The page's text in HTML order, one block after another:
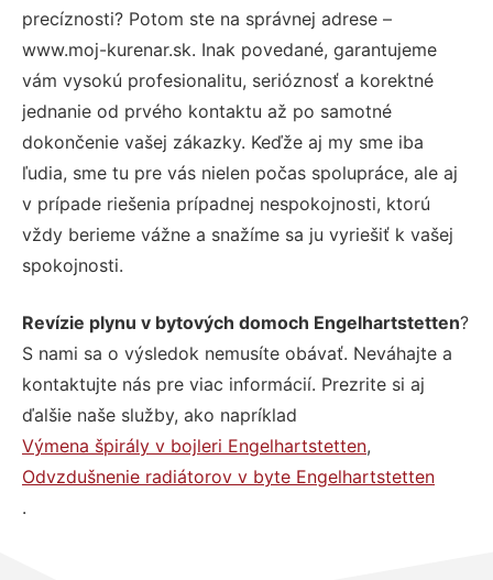
precíznosti? Potom ste na správnej adrese –
www.moj-kurenar.sk. Inak povedané, garantujeme
vám vysokú profesionalitu, serióznosť a korektné
jednanie od prvého kontaktu až po samotné
dokončenie vašej zákazky. Keďže aj my sme iba
ľudia, sme tu pre vás nielen počas spolupráce, ale aj
v prípade riešenia prípadnej nespokojnosti, ktorú
vždy berieme vážne a snažíme sa ju vyriešiť k vašej
spokojnosti.
Revízie plynu v bytových domoch Engelhartstetten?
S nami sa o výsledok nemusíte obávať. Neváhajte a
kontaktujte nás pre viac informácií. Prezrite si aj
ďalšie naše služby, ako napríklad
Výmena špirály v bojleri Engelhartstetten,
Odvzdušnenie radiátorov v byte Engelhartstetten
.